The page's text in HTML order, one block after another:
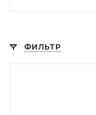
ФИЛЬТР